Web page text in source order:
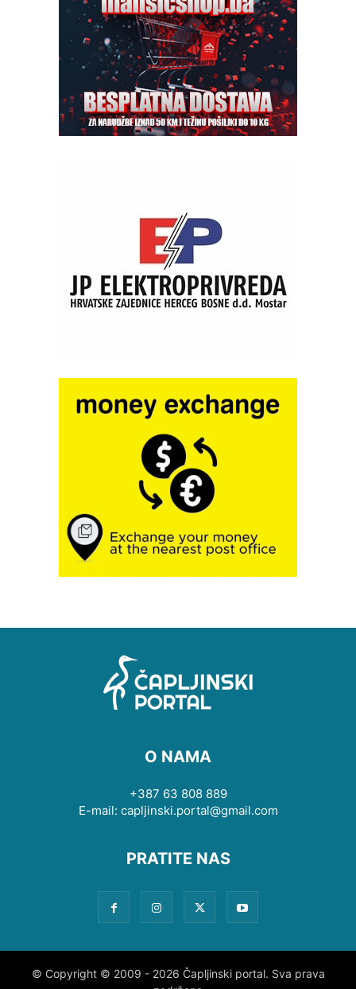
O NAMA
+387 63 808 889
E-mail: capljinski.portal@gmail.com
PRATITE NAS
© Copyright © 2009 - 2026 Čapljinski portal. Sva prava